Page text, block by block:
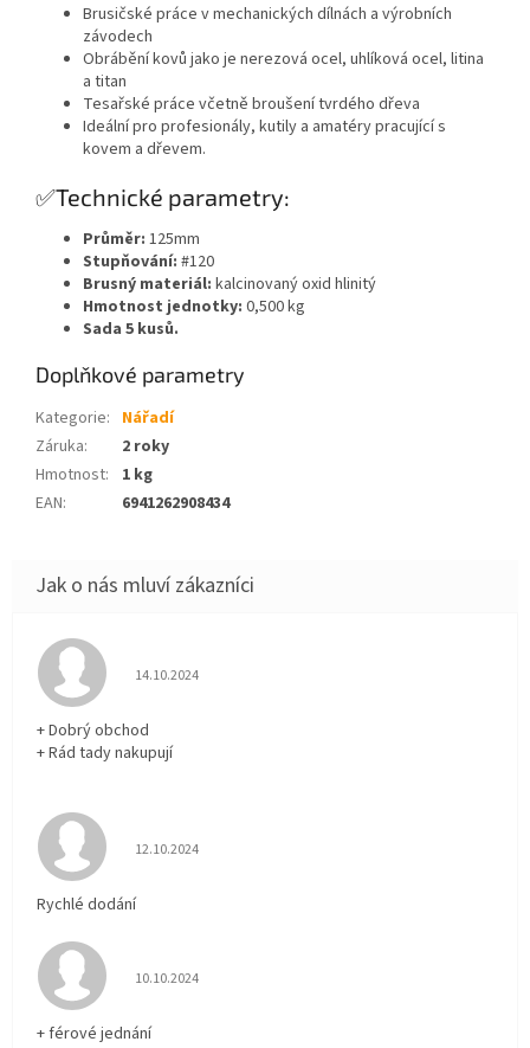
Brusičské práce v mechanických dílnách a výrobních
závodech
Obrábění kovů jako je nerezová ocel, uhlíková ocel, litina
a titan
Tesařské práce včetně broušení tvrdého dřeva
Ideální pro profesionály, kutily a amatéry pracující s
kovem a dřevem.
✅Technické parametry:
Průměr: 125mm
Stupňování: #120
Brusný materiál: kalcinovaný oxid hlinitý
Hmotnost jednotky: 0,500 kg
Sada 5 kusů.
Doplňkové parametry
Kategorie: Nářadí
Záruka:
2 roky
Hmotnost:
1 kg
EAN: 6941262908434
Hodnocení obchodu je 5 z 5 hvězdiček.
14.10.2024
+ Dobrý obchod
+ Rád tady nakupují
Hodnocení obchodu je 5 z 5 hvězdiček.
12.10.2024
Rychlé dodání
Hodnocení obchodu je 5 z 5 hvězdiček.
10.10.2024
+ férové jednání